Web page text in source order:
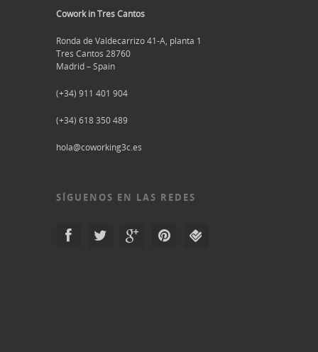
Cowork in Tres Cantos
Ronda de Valdecarrizo 41-A, planta 1
Tres Cantos 28760
Madrid – Spain
(+34) 911 401 904
(+34) 618 350 489
hola@coworking3c.es
SÍGUENOS EN LAS REDES